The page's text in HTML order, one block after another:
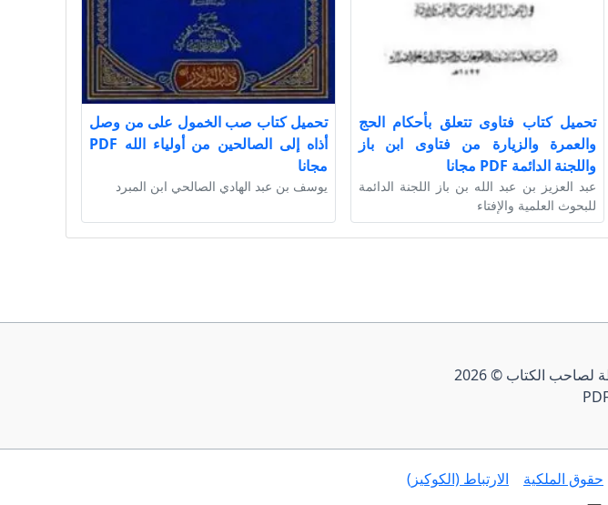
تحميل كتاب فتاوى تتعلق بأحكام الحج
والعمرة والزيارة من فتاوى ابن باز
واللجنة الدائمة PDF مجانا
عبد العزيز بن عبد الله بن باز اللجنة الدائمة
للبحوث العلمية والإفتاء
تحميل كتاب صب الخمول على من وصل
أذاه إلى الصالحين من أولياء الله PDF
مجانا
يوسف بن عبد الهادي الصالحي ابن المبرد
حقوق الطبع والنشر محفوظة لصاحب الكتاب © 2026
حقوق الملكية الارتباط (الكوكيز)